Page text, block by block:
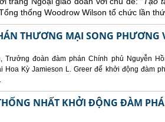
thống Woodrow Wilson tổ chức lần
THƯƠNG MẠI SONG PHƯƠNG
Trưởng đoàn đàm phán Chính phủ Nguyễn
Hoa Kỳ Jamieson L. Greer để khởi động đàm
NHẤT KHỞI ĐỘNG ĐÀM